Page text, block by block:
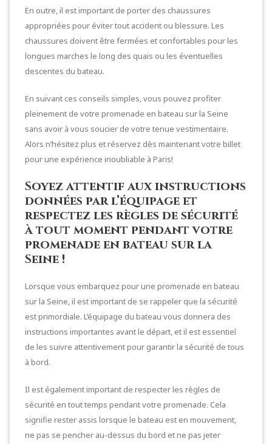
En outre, il est important de porter des chaussures
appropriées pour éviter tout accident ou blessure. Les
chaussures doivent être fermées et confortables pour les
longues marches le long des quais ou les éventuelles
descentes du bateau.
En suivant ces conseils simples, vous pouvez profiter
pleinement de votre promenade en bateau sur la Seine
sans avoir à vous soucier de votre tenue vestimentaire.
Alors n’hésitez plus et réservez dès maintenant votre billet
pour une expérience inoubliable à Paris!
Soyez attentif aux instructions
données par l’équipage et
respectez les règles de sécurité
à tout moment pendant votre
promenade en bateau sur la
Seine !
Lorsque vous embarquez pour une promenade en bateau
sur la Seine, il est important de se rappeler que la sécurité
est primordiale. L’équipage du bateau vous donnera des
instructions importantes avant le départ, et il est essentiel
de les suivre attentivement pour garantir la sécurité de tous
à bord.
Il est également important de respecter les règles de
sécurité en tout temps pendant votre promenade. Cela
signifie rester assis lorsque le bateau est en mouvement,
ne pas se pencher au-dessus du bord et ne pas jeter